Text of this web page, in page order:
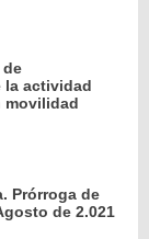
la actividad
movilidad
Prórroga de
de 2.021